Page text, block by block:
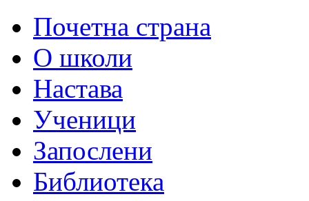
Почетна страна
О школи
Настава
Ученици
Запослени
Библиотека